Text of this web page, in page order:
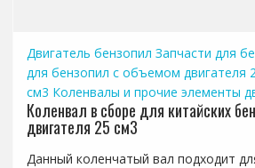
Двигатель бензопил Запчасти для
для бензопил с объемом двигателя
см3 Коленвалы и прочие элементы
Коленвал в сборе для китайских
двигателя 25 см3
Данный коленчатый вал подходит